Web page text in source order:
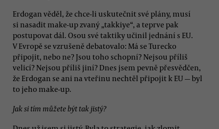
Erdogan věděl, že chce-li uskutečnit své plány, musí
si nasadit make-up zvaný „takkiye“, a teprve pak
postupovat dál. Osou své taktiky učinil jednání s EU.
V Evropě se vzrušeně debatovalo: Má se Turecko
připojit, nebo ne? Jsou toho schopní? Nejsou příliš
velicí? Nejsou příliš jiní? Dnes jsem pevně přesvědčen,
že Erdogan se ani na vteřinu nechtěl připojit k EU — byl
to jeho make-up.
Jak si tím můžete být tak jistý?